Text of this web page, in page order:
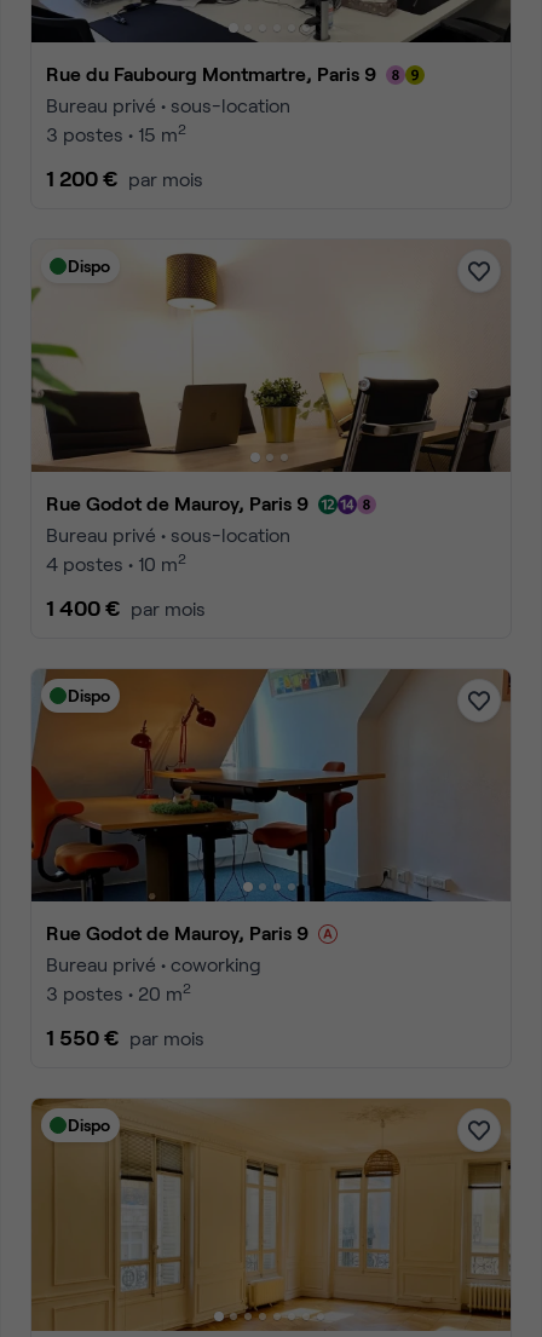
Rue du Faubourg Montmartre, Paris 9
Bureau privé • sous-location
3 postes • 15 m2
1 200 € par mois
Dispo
Rue Godot de Mauroy, Paris 9
Bureau privé • sous-location
4 postes • 10 m2
1 400 € par mois
Dispo
Rue Godot de Mauroy, Paris 9
Bureau privé • coworking
3 postes • 20 m2
1 550 € par mois
Dispo